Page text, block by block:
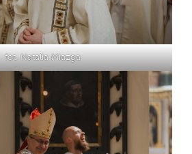
fot. Natalia Miazga